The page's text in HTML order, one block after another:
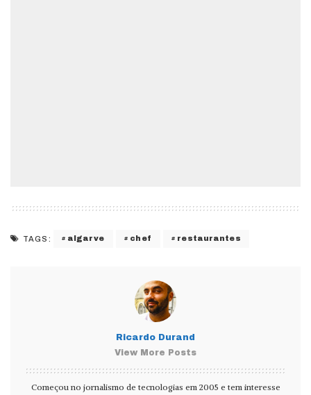
TAGS: algarve chef restaurantes
Ricardo Durand
View More Posts
Começou no jornalismo de tecnologias em 2005 e tem interesse